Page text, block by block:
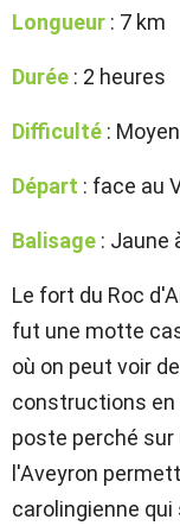
Longueur : 7 km
Durée : 2 heures
Difficulté :
Départ : face au
Balisage : Jaune
Le fort du Roc
fut une motte
où on peut voir
constructions en
poste perché sur
l'Aveyron
carolingienne